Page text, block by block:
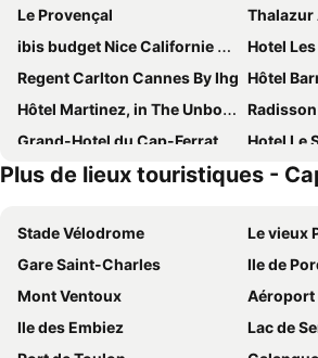
Le Provençal
Thalazur
ibis budget Nice Californie Lenval
Hotel
Regent Carlton Cannes By Ihg Hôtel
Hôtel Martinez, in The Unbound Collection by Hyatt
Grand-Hotel du Cap-Ferrat, A Four Seasons
Hotel Le
Hôtel 3* Delcloy - Vacances Bleues
Hotel
Holiday Inn Nice-Port St Laurent by IHG
Boutique
Royal Antibes - Luxury Hotel, Résidence, Beach & Spa
Neho
Golden Tulip Sophia Antipolis Hôtel & Spa
Hôtel 3* Le
Mouratoglou Hotel & Resort
Plus de lieux touristiques -
Stade Vélodrome
Le vieux
Gare Saint-Charles
Ile de
Mont Ventoux
Aéroport
Ile des Embiez
Lac de